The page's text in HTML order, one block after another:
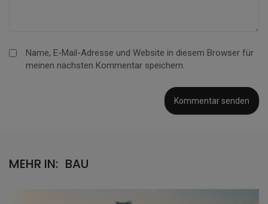
Name, E-Mail-Adresse und Website in diesem Browser für
meinen nächsten Kommentar speichern.
MEHR IN: BAU